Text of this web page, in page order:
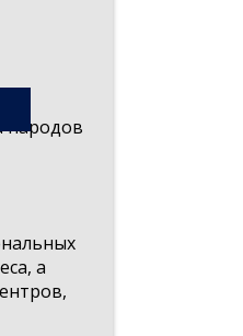
народов
а